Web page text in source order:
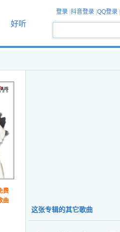
好听
登录 抖音登录 QQ登录
费
曲
这张专辑的其它歌曲